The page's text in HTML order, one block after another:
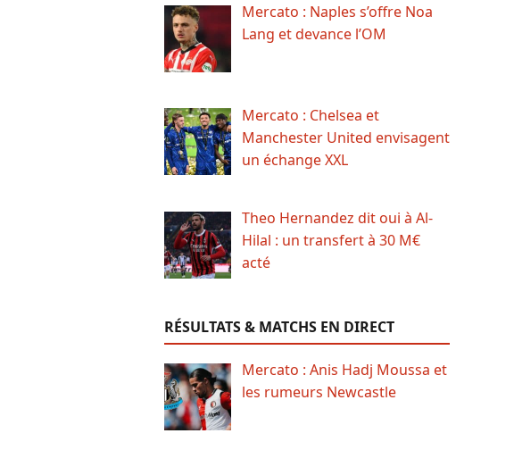
Mercato : Naples s’offre Noa
Lang et devance l’OM
Mercato : Chelsea et
Manchester United envisagent
un échange XXL
Theo Hernandez dit oui à Al-
Hilal : un transfert à 30 M€
acté
RÉSULTATS & MATCHS EN DIRECT
Mercato : Anis Hadj Moussa et
les rumeurs Newcastle